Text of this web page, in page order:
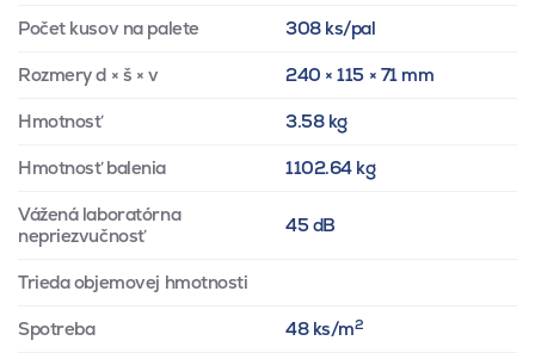
Počet kusov na palete 308 ks/pal
Rozmery d × š × v 240 × 115 × 71 mm
Hmotnosť 3.58 kg
Hmotnosť balenia 1102.64 kg
Vážená laboratórna
nepriezvučnosť
45 dB
Trieda objemovej hmotnosti
Spotreba 48 ks/m2